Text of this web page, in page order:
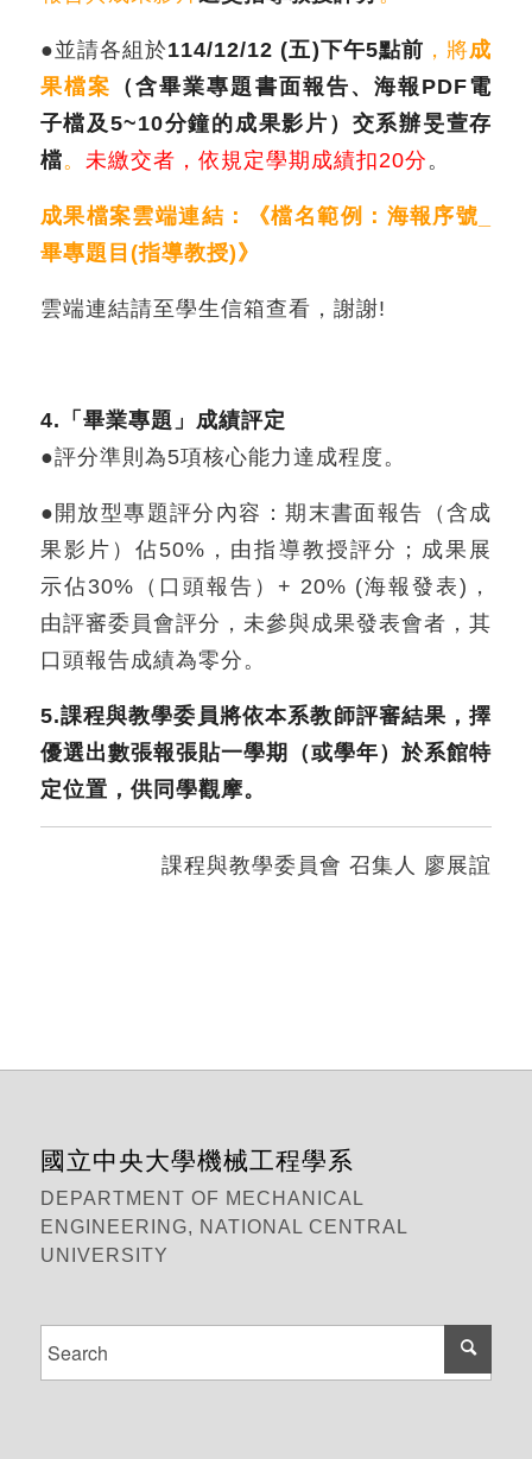
●並請各組於114/12/12 (五)下午5點前 ，將成
果檔案 （含畢業專題書面報告、海報PDF電
子檔及5~10分鐘的成果影片）交系辦旻萱存
檔。 未繳交者，依規定學期成績扣20分。
成果檔案雲端連結：《檔名範例：海報序號_
畢專題目(指導教授)》
雲端連結請至學生信箱查看，謝謝!
4.「畢業專題」成績評定
●評分準則為5項核心能力達成程度。
●開放型專題評分內容：期末書面報告（含成
果影片）佔50%，由指導教授評分；成果展
示佔30%（口頭報告）+ 20% (海報發表)，
由評審委員會評分，未參與成果發表會者，其
口頭報告成績為零分。
5.課程與教學委員將依本系教師評審結果，擇
優選出數張報張貼一學期（或學年）於系館特
定位置，供同學觀摩。
課程與教學委員會 召集人 廖展誼
國立中央大學機械工程學系
DEPARTMENT OF MECHANICAL
ENGINEERING, NATIONAL CENTRAL
UNIVERSITY